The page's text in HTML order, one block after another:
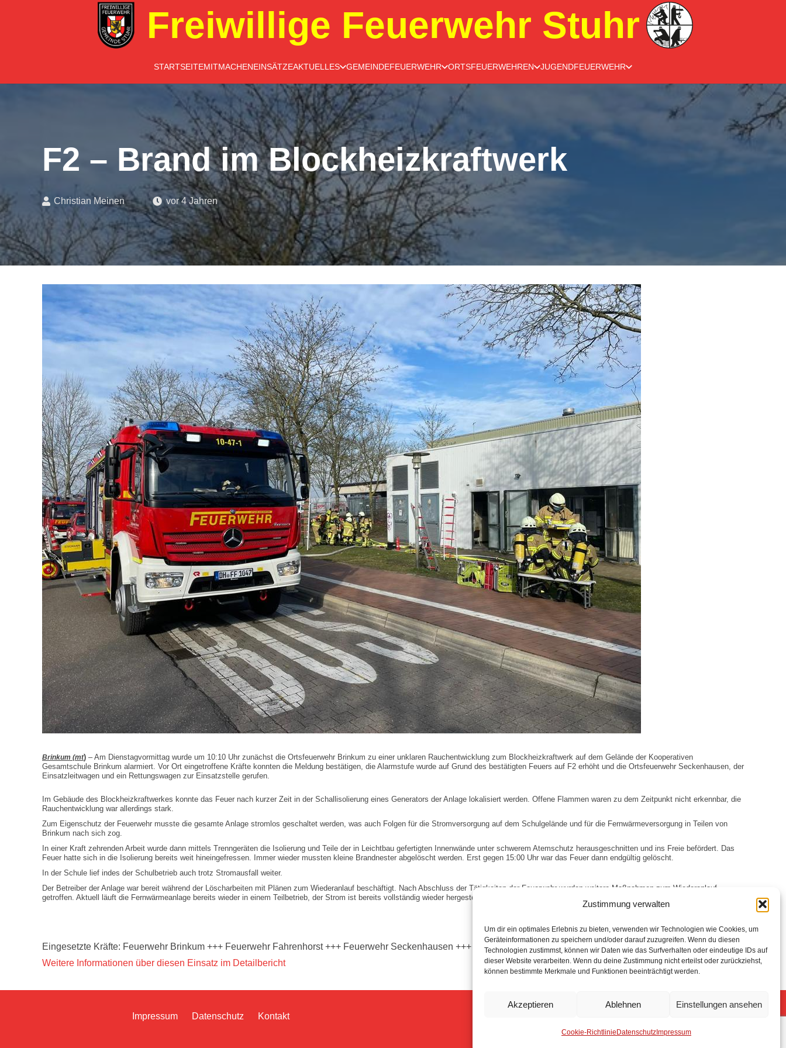
Zustimmung verwalten
Um dir ein optimales Erlebnis zu bieten, verwenden wir Technologien wie Cookies, um
Geräteinformationen zu speichern und/oder darauf zuzugreifen. Wenn du diesen
Technologien zustimmst, können wir Daten wie das Surfverhalten oder eindeutige IDs auf
dieser Website verarbeiten. Wenn du deine Zustimmung nicht erteilst oder zurückziehst,
können bestimmte Merkmale und Funktionen beeinträchtigt werden.
Akzeptieren Ablehnen Einstellungen ansehen
Cookie-Richtlinie DatenschutzImpressum
Freiwillige Feuerwehr Stuhr
STARTSEITEMITMACHENEINSÄTZEAKTUELLES GEMEINDEFEUERWEHR ORTSFEUERWEHREN JUGENDFEUERWEHR
F2 – Brand im Blockheizkraftwerk
Christian Meinen vor 4 Jahren
Brinkum (mt) – Am Dienstagvormittag wurde um 10:10 Uhr zunächst die Ortsfeuerwehr Brinkum zu einer unklaren Rauchentwicklung zum Blockheizkraftwerk auf dem Gelände der Kooperativen
Gesamtschule Brinkum alarmiert. Vor Ort eingetroffene Kräfte konnten die Meldung bestätigen, die Alarmstufe wurde auf Grund des bestätigten Feuers auf F2 erhöht und die Ortsfeuerwehr Seckenhausen, der
Einsatzleitwagen und ein Rettungswagen zur Einsatzstelle gerufen.
Im Gebäude des Blockheizkraftwerkes konnte das Feuer nach kurzer Zeit in der Schallisolierung eines Generators der Anlage lokalisiert werden. Offene Flammen waren zu dem Zeitpunkt nicht erkennbar, die
Rauchentwicklung war allerdings stark.
Zum Eigenschutz der Feuerwehr musste die gesamte Anlage stromlos geschaltet werden, was auch Folgen für die Stromversorgung auf dem Schulgelände und für die Fernwärmeversorgung in Teilen von
Brinkum nach sich zog.
In einer Kraft zehrenden Arbeit wurde dann mittels Trenngeräten die Isolierung und Teile der in Leichtbau gefertigten Innenwände unter schwerem Atemschutz herausgeschnitten und ins Freie befördert. Das
Feuer hatte sich in die Isolierung bereits weit hineingefressen. Immer wieder mussten kleine Brandnester abgelöscht werden. Erst gegen 15:00 Uhr war das Feuer dann endgültig gelöscht.
In der Schule lief indes der Schulbetrieb auch trotz Stromausfall weiter.
Der Betreiber der Anlage war bereit während der Löscharbeiten mit Plänen zum Wiederanlauf beschäftigt. Nach Abschluss der Tätigkeiten der Feuerwehr wurden weitere Maßnahmen zum Wiederanlauf
getroffen. Aktuell läuft die Fernwärmeanlage bereits wieder in einem Teilbetrieb, der Strom ist bereits vollständig wieder hergestellt.
Eingesetzte Kräfte: Feuerwehr Brinkum +++ Feuerwehr Fahrenhorst +++ Feuerwehr Seckenhausen +++ Rettungsdienst
Weitere Informationen über diesen Einsatz im Detailbericht
Impressum Datenschutz Kontakt
Anmelden